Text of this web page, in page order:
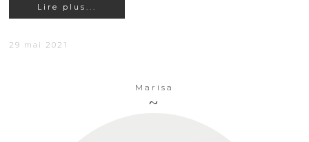
Lire plus...
29 mai 2021
Marisa